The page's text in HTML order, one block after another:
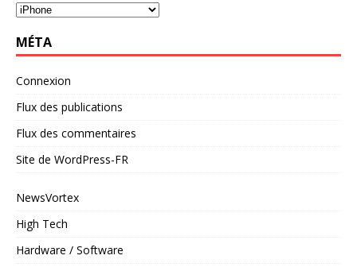
MÉTA
Connexion
Flux des publications
Flux des commentaires
Site de WordPress-FR
NewsVortex
High Tech
Hardware / Software